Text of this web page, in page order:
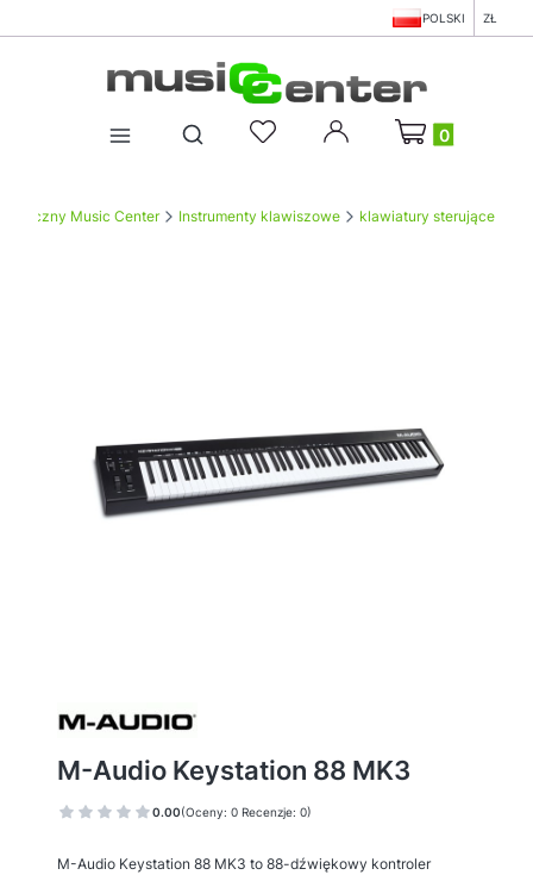
POLSKI ZŁ
Otwórz wyszukiwarkę
Produkty w
Music Center Instrumenty klawiszowe klawiatury sterujące
M-Audio Keystation 88 MK3
0.00(Oceny: 0 Recenzje: 0)
M-Audio Keystation 88 MK3 to 88-dźwiękowy kontroler